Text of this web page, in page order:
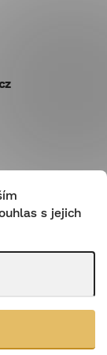
s jejich
vyhrazena.